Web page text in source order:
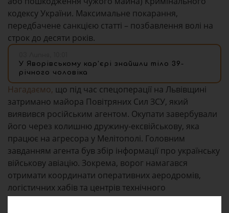
кодексу України. Максимальне покарання,
передбачене санкцією статті – позбавлення волі на
строк до десяти років.
У Яворівському кар'єрі знайшли тіло 39-
річного чоловіка
Нагадаємо, що під час спецоперації на Львівщині
затримано майора Повітряних Сил ЗСУ, який
виявився російським агентом. Окупати завербували
його через колишню дружину-ексвійськову, яка
працює на агресора у Мелітополі. Головним
завданням агента був збір інформації про українську
військову авіацію. Зокрема, ворог намагався
отримати координати оперативних аеродромів,
логістичних хабів та центрів технічного
обслуговування бойових літаків ЗСУ.